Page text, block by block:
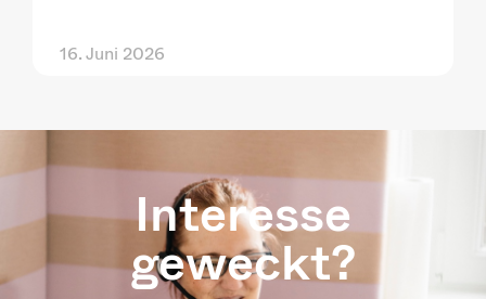
16. Juni 2026
Interesse
geweckt?